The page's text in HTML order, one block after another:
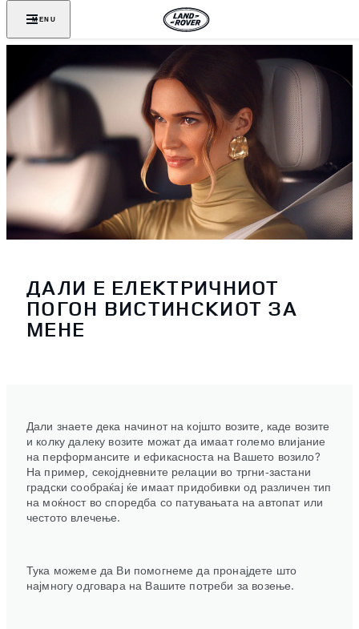
MENU
ДАЛИ Е ЕЛЕКТРИЧНИОТ
ПОГОН ВИСТИНСКИОТ ЗА
МЕНЕ
Дали знаете дека начинот на којшто возите, каде возите
и колку далеку возите можат да имаат големо влијание
на перформансите и ефикасноста на Вашето возило?
На пример, секојдневните релации во тргни-застани
градски сообраќај ќе имаат придобивки од различен тип
на моќност во споредба со патувањата на автопат или
честото влечење.
Тука можеме да Ви помогнеме да пронајдете што
најмногу одговара на Вашите потреби за возење.